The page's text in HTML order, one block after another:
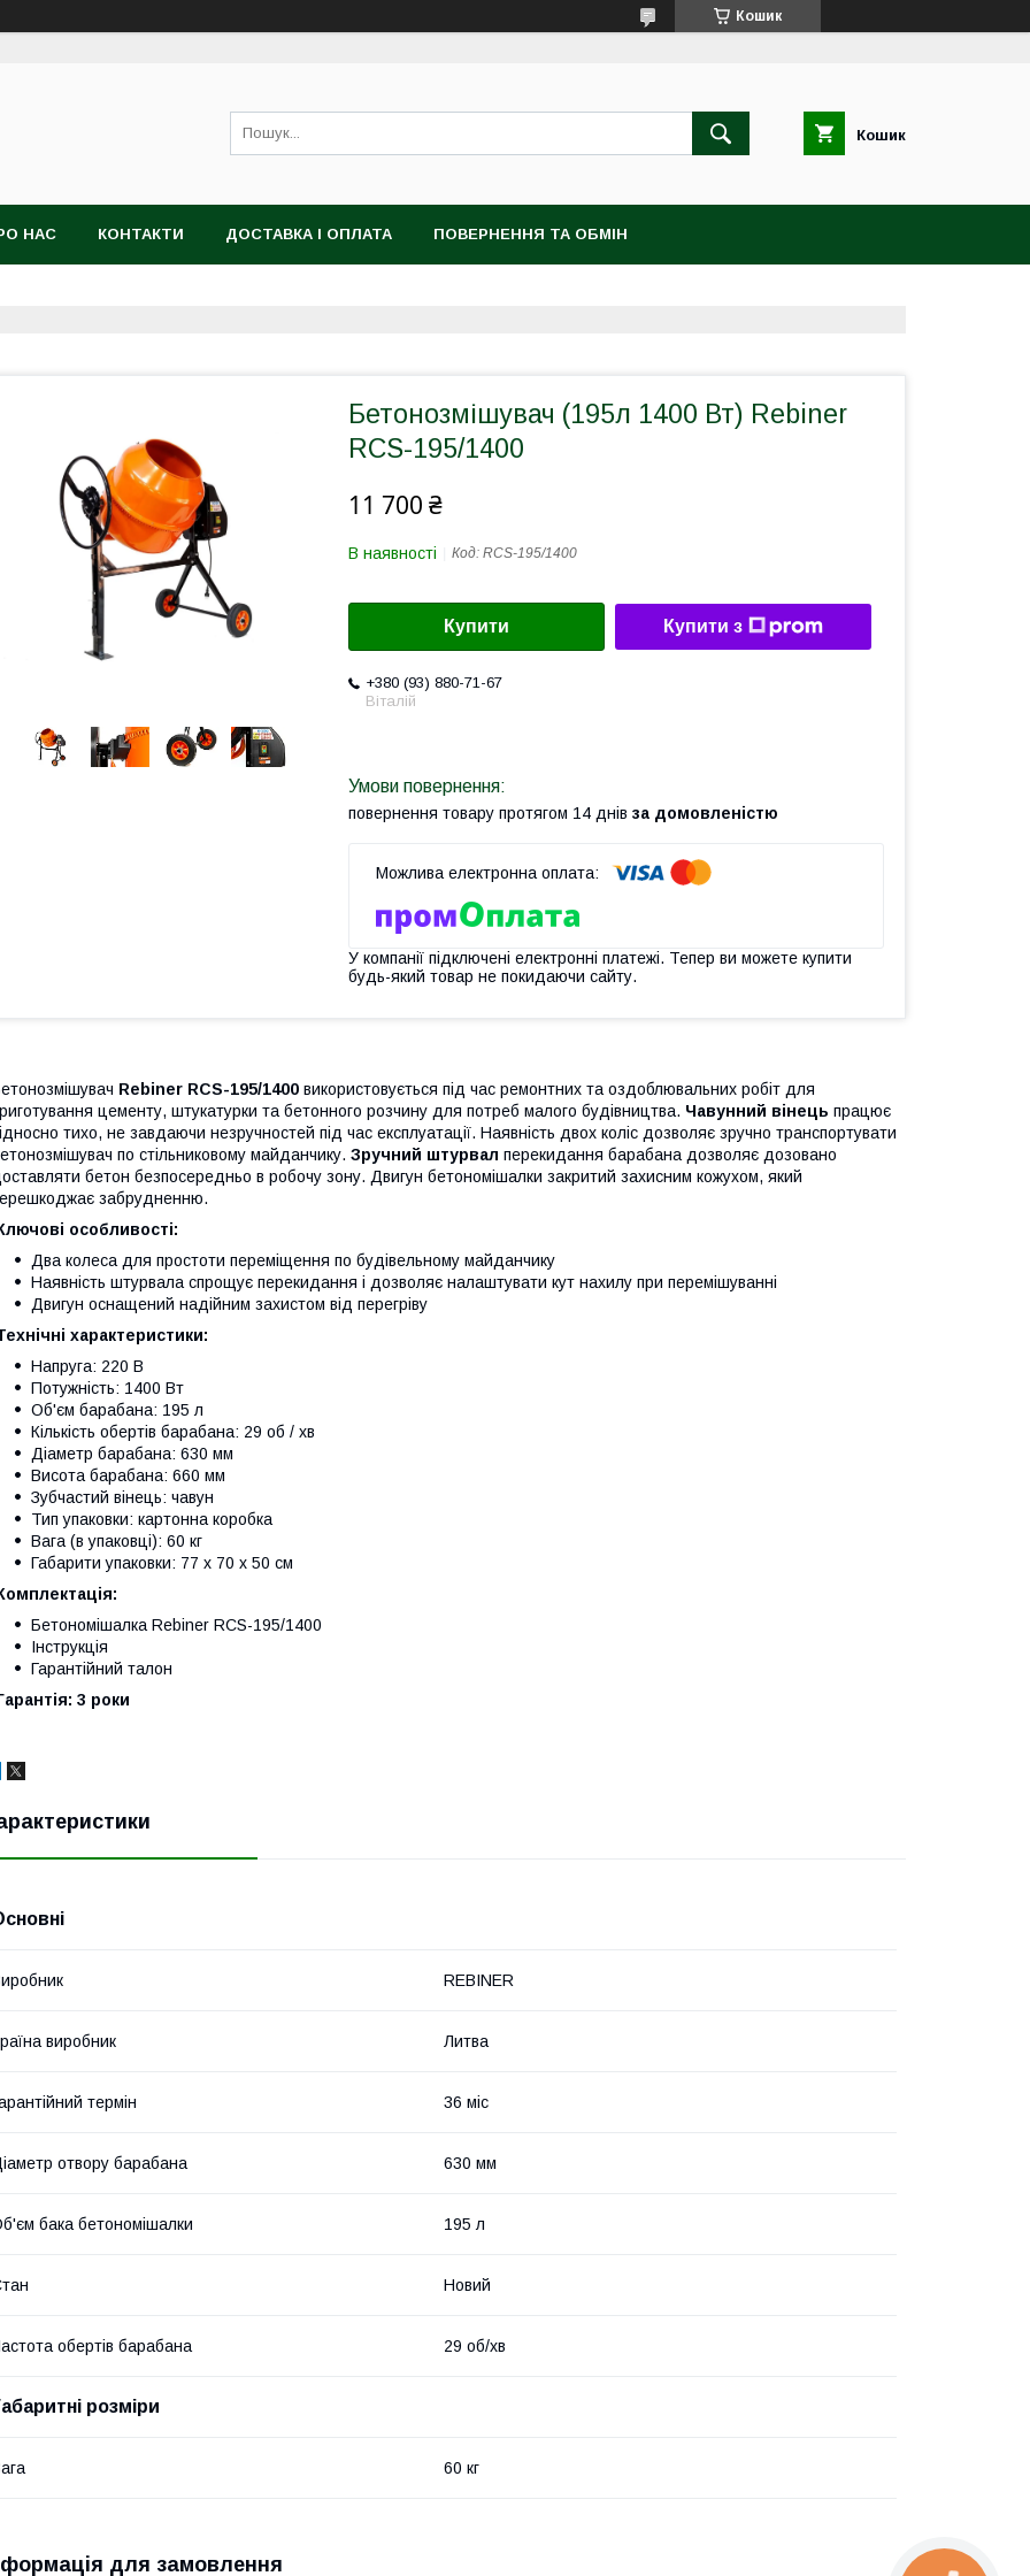
Кошик
Кошик
НАС КОНТАКТИ ДОСТАВКА І ОПЛАТА ПОВЕРНЕННЯ ТА ОБМІН
Бетонозмішувач (195л 1400 Вт) Rebiner
RCS-195/1400
11 700 ₴
В наявності Код: RCS-195/1400
Купити Купити з
+380 (93) 880-71-67
Віталій
повернення товару протягом 14 днів за домовленістю
У компанії підключені електронні платежі. Тепер ви можете купити
будь-який товар не покидаючи сайту.
Rebiner RCS-195/1400 використовується під час ремонтних та оздоблювальних робіт для
цементу, штукатурки та бетонного розчину для потреб малого будівництва. Чавунний вінець працює
тихо, не завдаючи незручностей під час експлуатації. Наявність двох коліс дозволяє зручно транспортувати
по стільниковому майданчику. Зручний штурвал перекидання барабана дозволяє дозовано
бетон безпосередньо в робочу зону. Двигун бетономішалки закритий захисним кожухом, який
забрудненню.
особливості:
Два колеса для простоти переміщення по будівельному майданчику
Наявність штурвала спрощує перекидання і дозволяє налаштувати кут нахилу при перемішуванні
Двигун оснащений надійним захистом від перегріву
характеристики:
Напруга: 220 В
Потужність: 1400 Вт
Об'єм барабана: 195 л
Кількість обертів барабана: 29 об / хв
Діаметр барабана: 630 мм
Висота барабана: 660 мм
Зубчастий вінець: чавун
Тип упаковки: картонна коробка
Вага (в упаковці): 60 кг
Габарити упаковки: 77 х 70 х 50 см
Бетономішалка Rebiner RCS-195/1400
Інструкція
Гарантійний талон
3 роки
REBINER
виробник Литва
термін 36 міс
отвору барабана 630 мм
бака бетономішалки 195 л
Новий
обертів барабана 29 об/хв
розміри
60 кг
для замовлення